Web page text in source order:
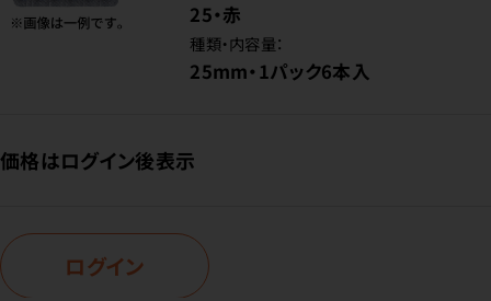
25・赤
種類・内容量：
25mm・1パック6本入
価格はログイン後表示
ログイン